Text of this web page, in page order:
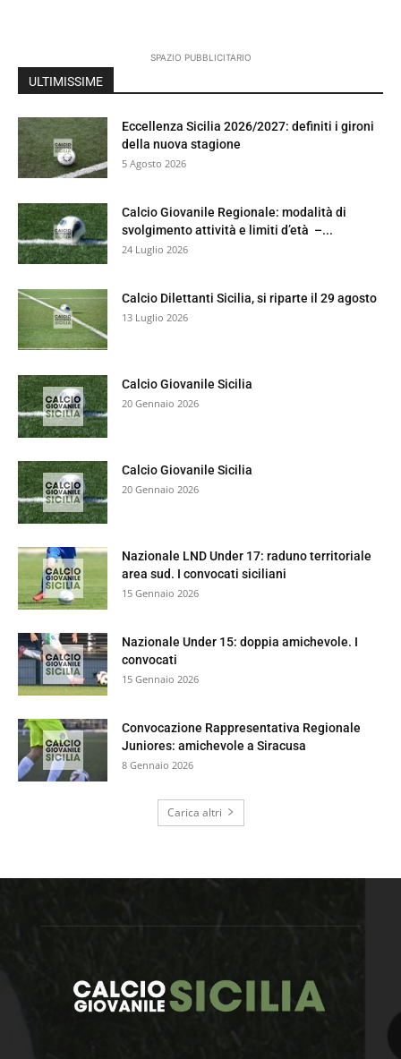
SPAZIO PUBBLICITARIO
ULTIMISSIME
Eccellenza Sicilia 2026/2027: definiti i gironi
della nuova stagione
5 Agosto 2026
Calcio Giovanile Regionale: modalità di
svolgimento attività e limiti d’età –...
24 Luglio 2026
Calcio Dilettanti Sicilia, si riparte il 29 agosto
13 Luglio 2026
Calcio Giovanile Sicilia
20 Gennaio 2026
Calcio Giovanile Sicilia
20 Gennaio 2026
Nazionale LND Under 17: raduno territoriale
area sud. I convocati siciliani
15 Gennaio 2026
Nazionale Under 15: doppia amichevole. I
convocati
15 Gennaio 2026
Convocazione Rappresentativa Regionale
Juniores: amichevole a Siracusa
8 Gennaio 2026
Carica altri